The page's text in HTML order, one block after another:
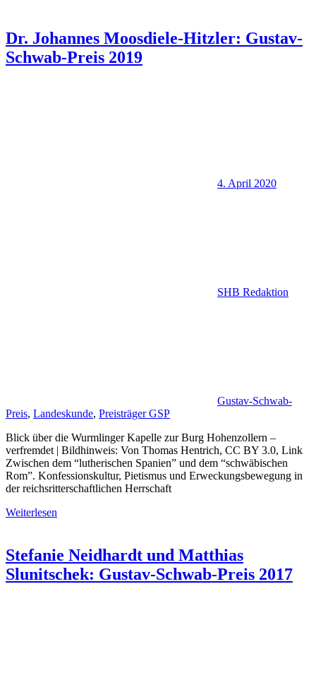
Dr. Johannes Moosdiele-Hitzler: Gustav-
Schwab-Preis 2019
4. April 2020
SHB Redaktion
Gustav-Schwab-
Preis, Landeskunde, Preisträger GSP
Blick über die Wurmlinger Kapelle zur Burg Hohenzollern –
verfremdet | Bildhinweis: Von Thomas Hentrich, CC BY 3.0, Link
Zwischen dem “lutherischen Spanien” und dem “schwäbischen
Rom”. Konfessionskultur, Pietismus und Erweckungsbewegung in
der reichsritterschaftlichen Herrschaft
Weiterlesen
Stefanie Neidhardt und Matthias
Slunitschek: Gustav-Schwab-Preis 2017